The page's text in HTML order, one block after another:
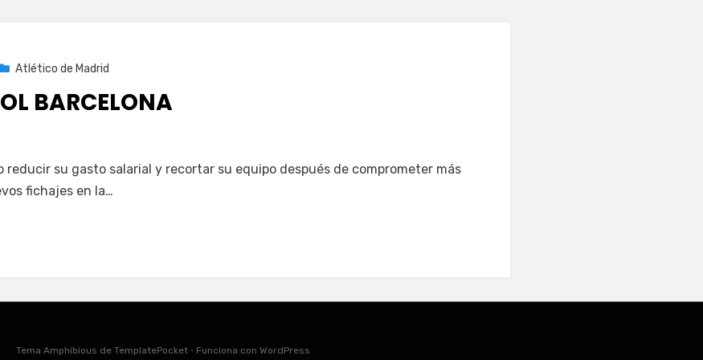
Atlético de Madrid
BARCELONA
reducir su gasto salarial y recortar su equipo después de comprometer más
fichajes en la…
Tema Amphibious de TemplatePocket ⋅ Funciona con WordPress